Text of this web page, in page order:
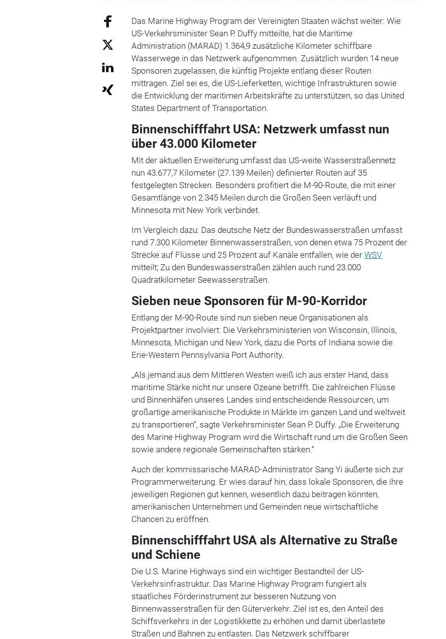
Das Marine Highway Program der Vereinigten Staaten wächst weiter: Wie
US-Verkehrsminister Sean P. Duffy mitteilte, hat die Maritime
Administration (MARAD) 1.364,9 zusätzliche Kilometer schiffbare
Wasserwege in das Netzwerk aufgenommen. Zusätzlich wurden 14 neue
Sponsoren zugelassen, die künftig Projekte entlang dieser Routen
mittragen. Ziel sei es, die US-Lieferketten, wichtige Infrastrukturen sowie
die Entwicklung der maritimen Arbeitskräfte zu unterstützen, so das United
States Department of Transportation.
Binnenschifffahrt USA: Netzwerk umfasst nun
über 43.000 Kilometer
Mit der aktuellen Erweiterung umfasst das US-weite Wasserstraßennetz
nun 43.677,7 Kilometer (27.139 Meilen) definierter Routen auf 35
festgelegten Strecken. Besonders profitiert die M-90-Route, die mit einer
Gesamtlänge von 2.345 Meilen durch die Großen Seen verläuft und
Minnesota mit New York verbindet.
Im Vergleich dazu: Das deutsche Netz der Bundeswasserstraßen umfasst
rund 7.300 Kilometer Binnenwasserstraßen, von denen etwa 75 Prozent der
Strecke auf Flüsse und 25 Prozent auf Kanäle entfallen, wie derWSV
mitteilt; Zu den Bundeswasserstraßen zählen auch rund 23.000
Quadratkilometer Seewasserstraßen.
Sieben neue Sponsoren für M-90-Korridor
Entlang der M-90-Route sind nun sieben neue Organisationen als
Projektpartner involviert: Die Verkehrsministerien von Wisconsin, Illinois,
Minnesota, Michigan und New York, dazu die Ports of Indiana sowie die
Erie-Western Pennsylvania Port Authority.
„Als jemand aus dem Mittleren Westen weiß ich aus erster Hand, dass
maritime Stärke nicht nur unsere Ozeane betrifft. Die zahlreichen Flüsse
und Binnenhäfen unseres Landes sind entscheidende Ressourcen, um
großartige amerikanische Produkte in Märkte im ganzen Land und weltweit
zu transportieren“, sagte Verkehrsminister Sean P. Duffy. „Die Erweiterung
des Marine Highway Program wird die Wirtschaft rund um die Großen Seen
sowie andere regionale Gemeinschaften stärken.“
Auch der kommissarische MARAD-Administrator Sang Yi äußerte sich zur
Programmerweiterung. Er wies darauf hin, dass lokale Sponsoren, die ihre
jeweiligen Regionen gut kennen, wesentlich dazu beitragen könnten,
amerikanischen Unternehmen und Gemeinden neue wirtschaftliche
Chancen zu eröffnen.
Binnenschifffahrt USA als Alternative zu Straße
und Schiene
Die U.S. Marine Highways sind ein wichtiger Bestandteil der US-
Verkehrsinfrastruktur. Das Marine Highway Program fungiert als
staatliches Förderinstrument zur besseren Nutzung von
Binnenwasserstraßen für den Güterverkehr. Ziel ist es, den Anteil des
Schiffsverkehrs in der Logistikkette zu erhöhen und damit überlastete
Straßen und Bahnen zu entlasten. Das Netzwerk schiffbarer